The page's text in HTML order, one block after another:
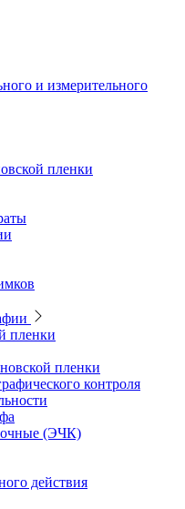
стенды
и измерительного
и измерительного
пленки